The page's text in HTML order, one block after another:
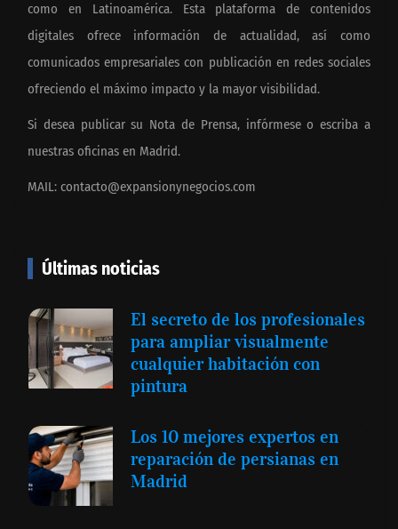
como en Latinoamérica. Esta plataforma de contenidos
digitales ofrece información de actualidad, así como
comunicados empresariales con publicación en redes sociales
ofreciendo el máximo impacto y la mayor visibilidad.
Si desea publicar su Nota de Prensa, infórmese o escriba a
nuestras oficinas en Madrid.
MAIL: contacto@expansionynegocios.com
Últimas noticias
El secreto de los profesionales
para ampliar visualmente
cualquier habitación con
pintura
Los 10 mejores expertos en
reparación de persianas en
Madrid